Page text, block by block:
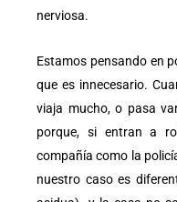
nerviosa.
Estamos pensando en
que es innecesario.
viaja mucho, o pasa
porque, si entran a
compañía como la
nuestro caso es